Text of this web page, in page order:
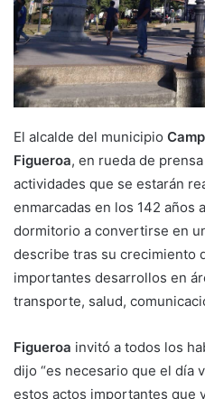
El alcalde del municipio
Figueroa, en rueda de
actividades que se estarán
enmarcadas en los 142 años
dormitorio a convertirse en
describe tras su crecimiento
importantes desarrollos en
transporte, salud,
Figueroa invitó a todos los
dijo “es necesario que el día
estos actos importantes que